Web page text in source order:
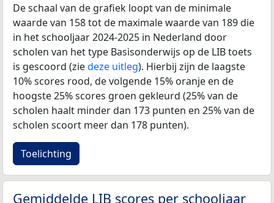
De schaal van de grafiek loopt van de minimale
waarde van 158 tot de maximale waarde van 189 die
in het schooljaar 2024-2025 in Nederland door
scholen van het type Basisonderwijs op de LIB toets
is gescoord (ziedeze uitleg). Hierbij zijn de laagste
10% scores rood, de volgende 15% oranje en de
hoogste 25% scores groen gekleurd (25% van de
scholen haalt minder dan 173 punten en 25% van de
scholen scoort meer dan 178 punten).
Toelichting
Gemiddelde LIB scores per schooljaar